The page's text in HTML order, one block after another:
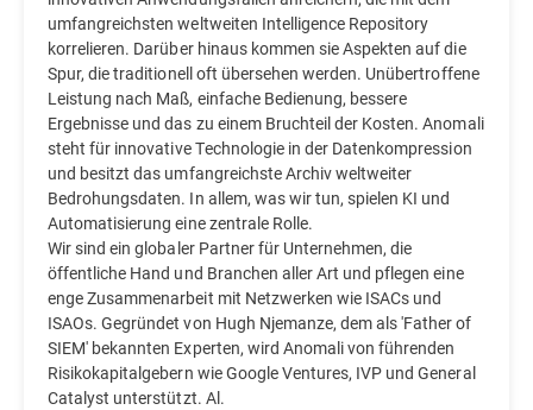
umfangreichsten weltweiten Intelligence Repository
korrelieren. Darüber hinaus kommen sie Aspekten auf die
Spur, die traditionell oft übersehen werden. Unübertroffene
Leistung nach Maß, einfache Bedienung, bessere
Ergebnisse und das zu einem Bruchteil der Kosten. Anomali
steht für innovative Technologie in der Datenkompression
und besitzt das umfangreichste Archiv weltweiter
Bedrohungsdaten. In allem, was wir tun, spielen KI und
Automatisierung eine zentrale Rolle.
Wir sind ein globaler Partner für Unternehmen, die
öffentliche Hand und Branchen aller Art und pflegen eine
enge Zusammenarbeit mit Netzwerken wie ISACs und
ISAOs. Gegründet von Hugh Njemanze, dem als 'Father of
SIEM' bekannten Experten, wird Anomali von führenden
Risikokapitalgebern wie Google Ventures, IVP und General
Catalyst unterstützt. Al.